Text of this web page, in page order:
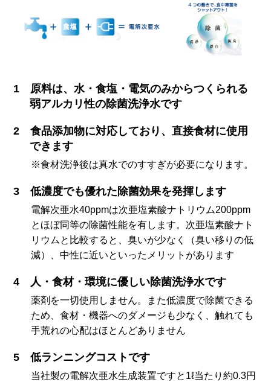
原料は、水・食塩・電気のみからつくられる
弱アルカリ性の除菌洗浄水です
食品添加物に対応しており、直接食材に使用
できます
※食材洗浄後は真水でのすすぎが必要になります。
低濃度でも優れた除菌効果を発揮します
電解次亜水40ppmは次亜塩素酸ナトリウム200ppm
とほぼ同等の除菌性能を有します。次亜塩素酸ナト
リウムと比較すると、臭いが少なく（臭い移りの低
減）、中性に近いといったメリットがあります
人・食材・環境に優しい除菌洗浄水です
薬剤を一切使用しません。また低濃度で除菌できる
ため、食材・機器へのダメージも少なく、触れても
手荒れの心配はほとんどありません
低ランニングコストです
当社製の電解次亜水生成装置ですと1ℓ当たり約0.3円